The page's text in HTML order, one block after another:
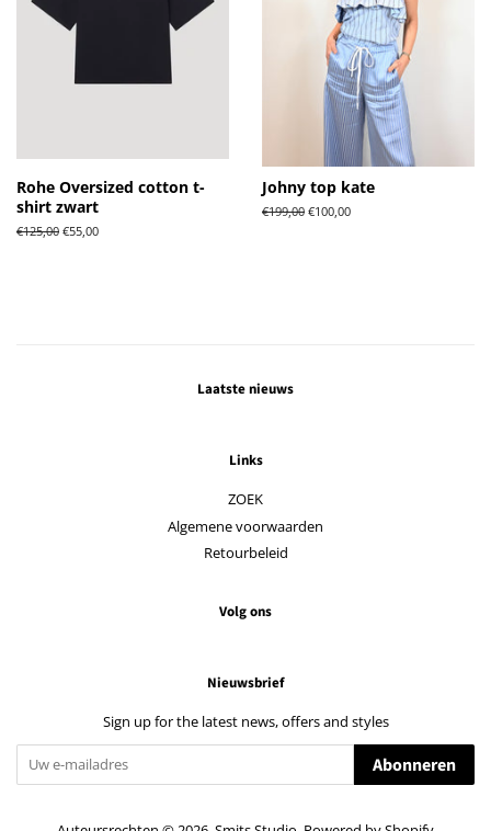
Rohe Oversized cotton t-
shirt zwart
Normale
€125,00 Aanbiedingsprijs
€55,00
Johny top kate
Normale
€199,00 Aanbiedingsprijs
€100,00
Laatste nieuws
Links
ZOEK
Algemene voorwaarden
Retourbeleid
Volg ons
Nieuwsbrief
Sign up for the latest news, offers and styles
Abonneren